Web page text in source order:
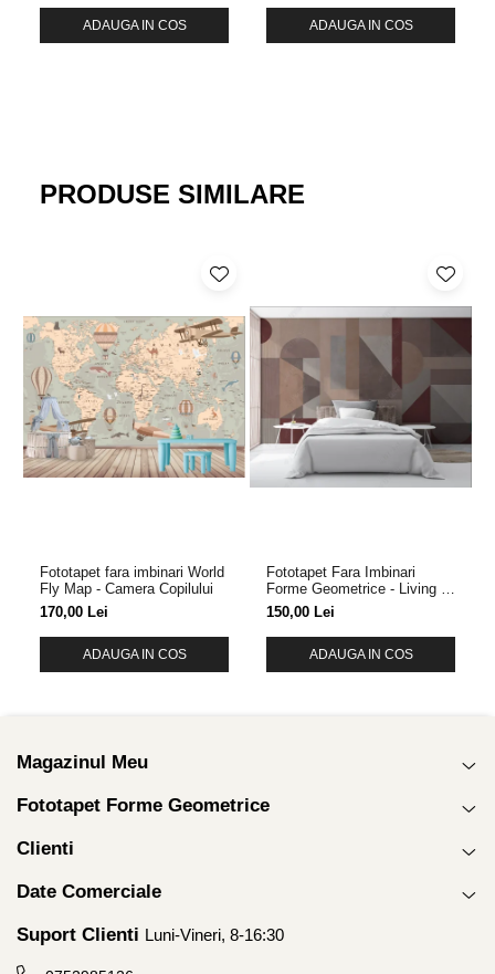
ADAUGA IN COS ADAUGA IN COS
PRODUSE SIMILARE
Fototapet fara imbinari World
Fly Map - Camera Copilului
170,00 Lei
ADAUGA IN COS
Fototapet Fara Imbinari
Forme Geometrice - Living &
Dormitor
150,00 Lei
ADAUGA IN COS
Magazinul Meu
Fototapet Forme Geometrice
Clienti
Date Comerciale
Suport Clienti Luni-Vineri, 8-16:30